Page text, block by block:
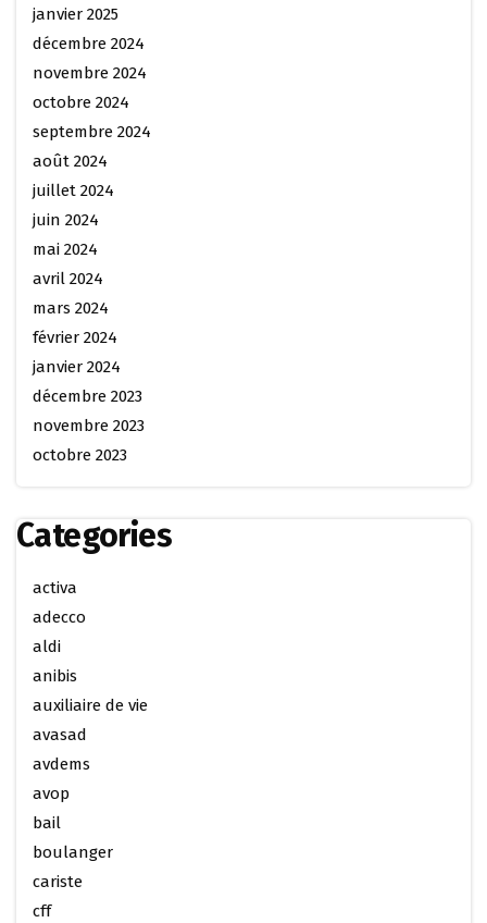
janvier 2025
décembre 2024
novembre 2024
octobre 2024
septembre 2024
août 2024
juillet 2024
juin 2024
mai 2024
avril 2024
mars 2024
février 2024
janvier 2024
décembre 2023
novembre 2023
octobre 2023
Categories
activa
adecco
aldi
anibis
auxiliaire de vie
avasad
avdems
avop
bail
boulanger
cariste
cff